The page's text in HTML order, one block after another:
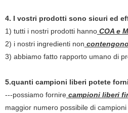
4. I vostri prodotti sono sicuri ed
1) tutti i nostri prodotti hannoCOA e
2) i nostri ingredienti non
3) abbiamo fatto rapporto umano di
5.quanti campioni liberi potete
---possiamo fornirecampioni liberi
maggior numero possibile di